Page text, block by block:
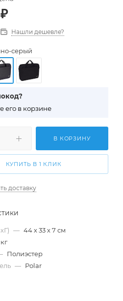
₽
Нашли дешевле?
серый
его в корзине
В КОРЗИНУ
КУПИТЬ В 1 КЛИК
доставку
— 44 х 33 х 7 см
Полиэстер
— Polar